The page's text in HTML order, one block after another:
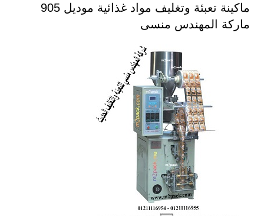
ماكينة تعبئة وتغليف مواد غذائية موديل 905
ماركة المهندس منسى